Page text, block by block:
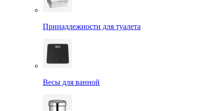
Принадлежности для туалета
Весы для ванной